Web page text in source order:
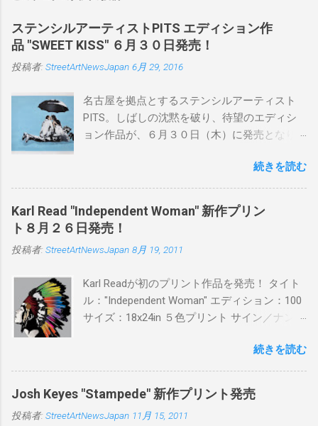
ステンシルアーティストPITS エディション作
品 "SWEET KISS" ６月３０日発売！
投稿者: StreetArtNewsJapan 6月 29, 2016
名古屋を拠点とするステンシルアーティスト
PITS。しばしの沈黙を破り、待望のエディシ
ョン作品が、６月３０日（木）に発売となり
品に落とし込むスタイルは今作でも健在。(
PITSの過去記事はこちらから ) 発売日：6月30
日(木)19時 タイトル：SWEET KISS カラー：
BLUE/MINT GREEN/PINK/YELLOW エディショ
ン：各色５ サイズ：800mm × 550mm 価格：
¥16,000(¥17,280) 購入は、 こちら から
続きを読む
Karl Read "Independent Woman" 新作プリン
ト８月２６日発売！
投稿者: StreetArtNewsJapan 8月 19, 2011
Karl Readが初のプリント作品を発売！ タイト
ル："Independent Woman" エディション：100
サイズ：18x24in ５色プリント サイン／ナンバ
ドフィニッシュバージョン（エディション：
25）$125 購入は８月２６日に こちら から
続きを読む
Josh Keyes "Stampede" 新作プリント発売
投稿者: StreetArtNewsJapan 11月 15, 2011